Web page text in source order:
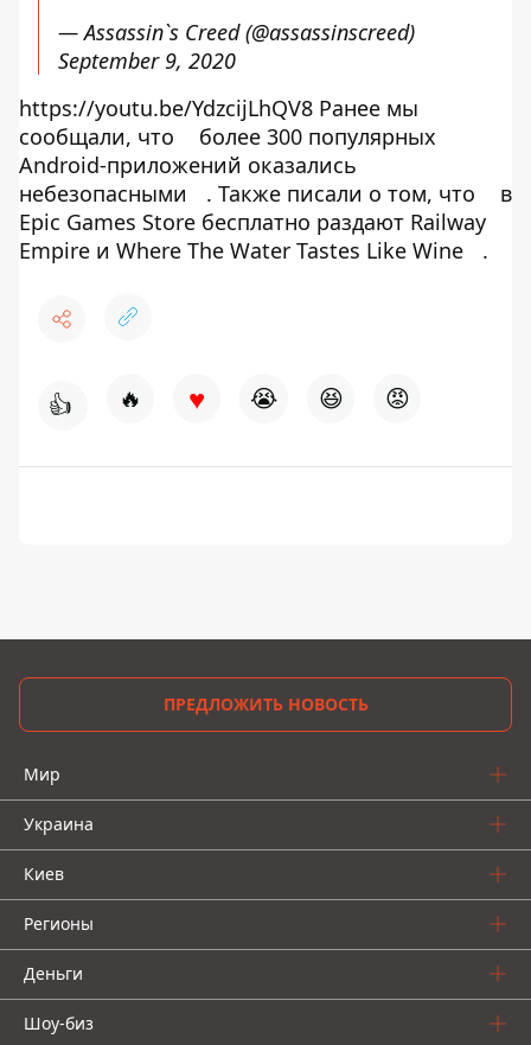
— Assassin`s Creed (@assassinscreed)
September 9, 2020
https://youtu.be/YdzcijLhQV8 Ранее мы
сообщали, что
более 300 популярных
Android-приложений оказались
небезопасными
. Также писали о том, что
в
Epic Games Store бесплатно раздают Railway
Empire и Where The Water Tastes Like Wine
.
👍 🔥 ♥ 😭 😆 😡
ПРЕДЛОЖИТЬ НОВОСТЬ
Мир
Украина
Киев
Регионы
Деньги
Шоу-биз